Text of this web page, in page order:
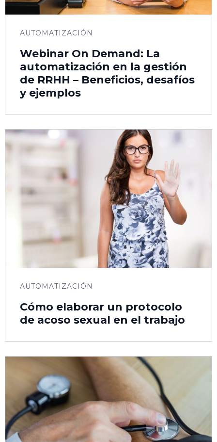
AUTOMATIZACIÓN
Webinar On Demand: La
automatización en la gestión
de RRHH – Beneficios, desafíos
y ejemplos
AUTOMATIZACIÓN
Cómo elaborar un protocolo
de acoso sexual en el trabajo